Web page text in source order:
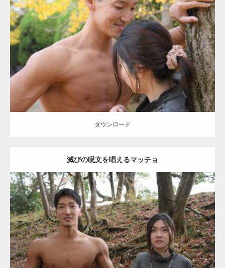
Update: 2021.07.8
Category:公園のマッチョ その他 AKIHITO(細マッチョ) 大胸筋 肩 腹
筋
ダウンロード
ダウンロード
滅びの呪文を唱えるマッチョ
Update:2021.07.8
Category:公園のマッチョ その他 AKIHITO(細マッチョ) 大胸筋 腹筋
ダウンロード
【YouTube】マッチョフリー素材メンバーが
ギネス世界記録…
【TV】TBS番組「ひるおび」にてマッスルプ
ラスが紹介されま…
TOKYO FMラジオ番組「ONE MORNING」
で紹介さ…